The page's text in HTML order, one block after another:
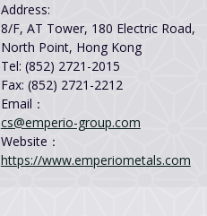
Address:
8/F, AT Tower, 180 Electric Road,
North Point, Hong Kong
Tel: (852) 2721-2015
Fax: (852) 2721-2212
Email：
cs@emperio-group.com
Website：
https://www.emperiometals.com